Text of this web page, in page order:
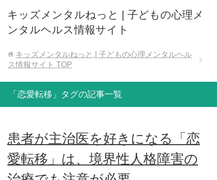
キッズメンタルねっと | 子どもの心理メ
ンタルヘルス情報サイト
キッズメンタルねっと | 子どもの心理メンタルヘル
ス情報サイト TOP
「恋愛転移」タグの記事一覧
患者が主治医を好きになる「恋
愛転移」は、境界性人格障害の